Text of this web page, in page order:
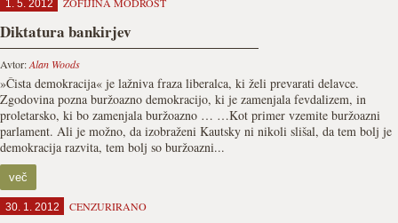
1. 5. 2012
Diktatura bankirjev
Avtor:Alan Woods
»Čista demokracija« je lažniva fraza liberalca, ki želi prevarati delavce.
Zgodovina pozna buržoazno demokracijo, ki je zamenjala fevdalizem, in
proletarsko, ki bo zamenjala buržoazno … …Kot primer vzemite buržoazni
parlament. Ali je možno, da izobraženi Kautsky ni nikoli slišal, da tem bolj je
demokracija razvita, tem bolj so buržoazni...
več
30. 1. 2012 CENZURIRANO